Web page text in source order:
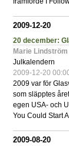
2009-12-20
20 december:
Marie Lindström
Julkalendern
2009-12-20
2009 var för
som släpptes
egen USA- och
You Could Start
2009-08-20